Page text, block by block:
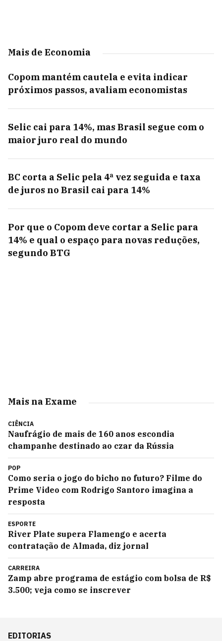
Mais de Economia
Copom mantém cautela e evita indicar
próximos passos, avaliam economistas
Selic cai para 14%, mas Brasil segue com o
maior juro real do mundo
BC corta a Selic pela 4ª vez seguida e taxa
de juros no Brasil cai para 14%
Por que o Copom deve cortar a Selic para
14% e qual o espaço para novas reduções,
segundo BTG
Mais na Exame
CIÊNCIA
Naufrágio de mais de 160 anos escondia
champanhe destinado ao czar da Rússia
POP
Como seria o jogo do bicho no futuro? Filme do
Prime Video com Rodrigo Santoro imagina a
resposta
ESPORTE
River Plate supera Flamengo e acerta
contratação de Almada, diz jornal
CARREIRA
Zamp abre programa de estágio com bolsa de R$
3.500; veja como se inscrever
EDITORIAS